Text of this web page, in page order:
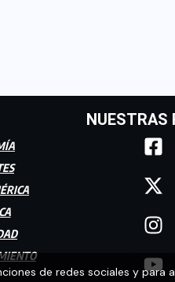
NUESTRAS
de redes sociales y para